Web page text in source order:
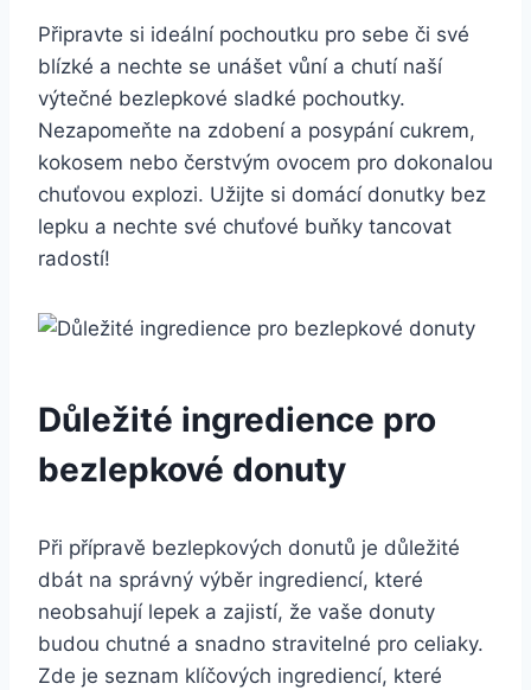
Připravte si ideální pochoutku pro sebe či své
blízké a nechte se unášet vůní a chutí naší
výtečné bezlepkové sladké pochoutky.
Nezapomeňte na zdobení a posypání cukrem,
kokosem nebo čerstvým ovocem pro dokonalou
chuťovou explozi. Užijte si domácí donutky bez
lepku a nechte své chuťové buňky tancovat
radostí!
Důležité ingredience pro
bezlepkové donuty
Při přípravě bezlepkových donutů je důležité
dbát na správný výběr ingrediencí, které
neobsahují lepek a zajistí, že vaše donuty
budou chutné a snadno stravitelné pro celiaky.
Zde je seznam klíčových ingrediencí, které